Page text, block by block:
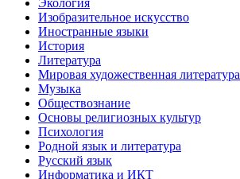
Экология
Изобразительное искусство
Иностранные языки
История
Литература
Мировая художественная литература
Музыка
Обществознание
Основы религиозных культур
Психология
Родной язык и литература
Русский язык
Информатика и ИКТ